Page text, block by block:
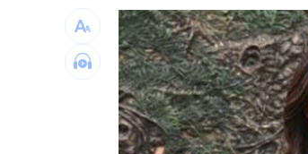
捐1物救援熊本災民！日
新／救生員硬要下水 遺
每天1杯手搖飲消暑？醫
中美制裁戰川習會恐生變